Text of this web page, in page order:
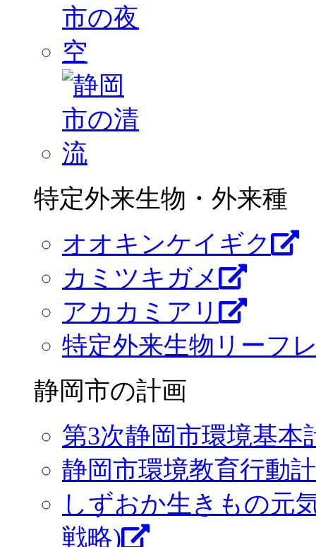
特定外来生物・外来種
オオキンケイギク
カミツキガメ
アカカミアリ
特定外来生物リーフ
静岡市の計画
第3次静岡市環境基本
静岡市環境教育行動
しずおか生きもの元
戦略)